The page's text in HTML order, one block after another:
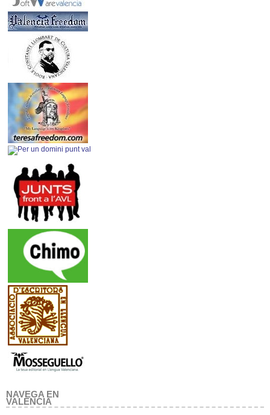
NAVEGA EN
VALENCIA